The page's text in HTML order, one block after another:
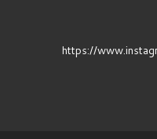
https://